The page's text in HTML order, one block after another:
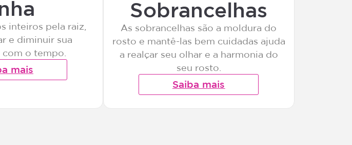
inteiros pela raiz,
e diminuir sua
o tempo.
mais
Sobrancelhas
As sobrancelhas são a moldura do
rosto e mantê-las bem cuidadas ajuda
a realçar seu olhar e a harmonia do
seu rosto.
Saiba mais